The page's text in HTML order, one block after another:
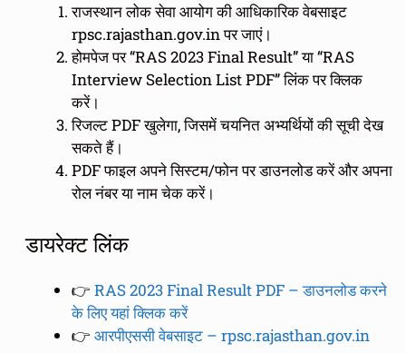
राजस्थान लोक सेवा आयोग की आधिकारिक वेबसाइट
rpsc.rajasthan.gov.in पर जाएं।
होमपेज पर “RAS 2023 Final Result” या “RAS
Interview Selection List PDF” लिंक पर क्लिक
करें।
रिजल्ट PDF खुलेगा, जिसमें चयनित अभ्यर्थियों की सूची देख
सकते हैं।
PDF फाइल अपने सिस्टम/फोन पर डाउनलोड करें और अपना
रोल नंबर या नाम चेक करें।
डायरेक्ट लिंक
👉 RAS 2023 Final Result PDF – डाउनलोड करने
के लिए यहां क्लिक करें
👉 आरपीएससी वेबसाइट – rpsc.rajasthan.gov.in